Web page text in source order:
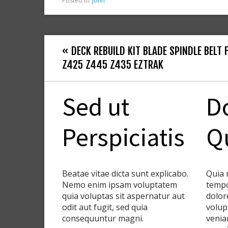
« DECK REBUILD KIT BLADE SPINDLE BELT
Z425 Z445 Z435 EZTRAK
Sed ut
Perspiciatis
Beatae vitae dicta sunt explicabo.
Nemo enim ipsam voluptatem
quia voluptas sit aspernatur aut
odit aut fugit, sed quia
consequuntur magni.
Quia